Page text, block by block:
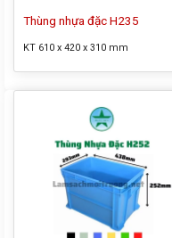
Thùng nhựa đặc H235
KT 610 x 420 x 310 mm